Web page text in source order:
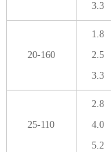
3.3
20-160
1.8
2.5
3.3
25-110
2.8
4.0
5.2